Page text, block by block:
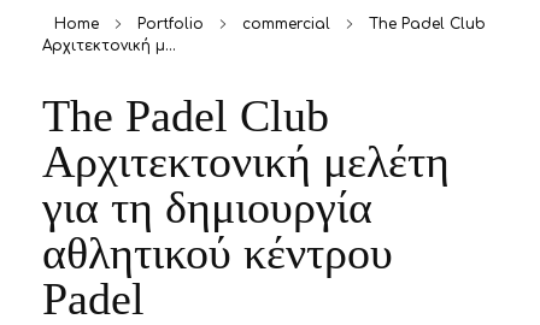
CONTACT
Home Portfolio commercial
The Padel Club
Αρχιτεκτονική μ...
The Padel Club
Αρχιτεκτονική μελέτη
για τη δημιουργία
αθλητικού κέντρου
Padel